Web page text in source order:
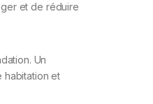
et de réduire
Un
habitation et